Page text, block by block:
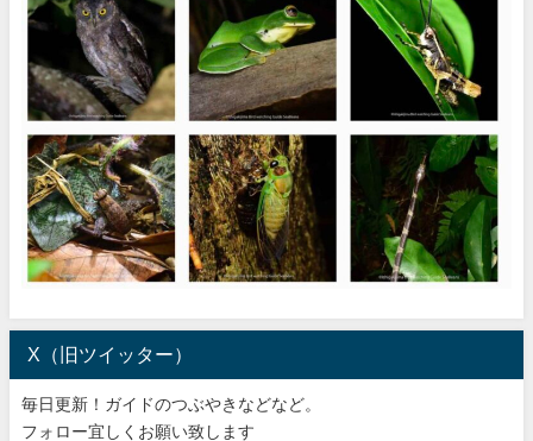
X（旧ツイッター）
毎日更新！ガイドのつぶやきなどなど。
フォロー宜しくお願い致します